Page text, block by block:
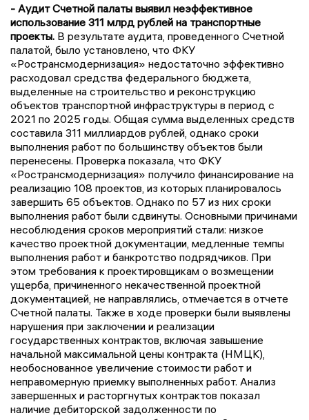
- Аудит Счетной палаты выявил неэффективное
использование 311 млрд рублей на транспортные
проекты. В результате аудита, проведенного Счетной
палатой, было установлено, что ФКУ
«Ространсмодернизация» недостаточно эффективно
расходовал средства федерального бюджета,
выделенные на строительство и реконструкцию
объектов транспортной инфраструктуры в период с
2021 по 2025 годы. Общая сумма выделенных средств
составила 311 миллиардов рублей, однако сроки
выполнения работ по большинству объектов были
перенесены. Проверка показала, что ФКУ
«Ространсмодернизация» получило финансирование на
реализацию 108 проектов, из которых планировалось
завершить 65 объектов. Однако по 57 из них сроки
выполнения работ были сдвинуты. Основными причинами
несоблюдения сроков мероприятий стали: низкое
качество проектной документации, медленные темпы
выполнения работ и банкротство подрядчиков. При
этом требования к проектировщикам о возмещении
ущерба, причиненного некачественной проектной
документацией, не направлялись, отмечается в отчете
Счетной палаты. Также в ходе проверки были выявлены
нарушения при заключении и реализации
государственных контрактов, включая завышение
начальной максимальной цены контракта (НМЦК),
необоснованное увеличение стоимости работ и
неправомерную приемку выполненных работ. Анализ
завершенных и расторгнутых контрактов показал
наличие дебиторской задолженности по